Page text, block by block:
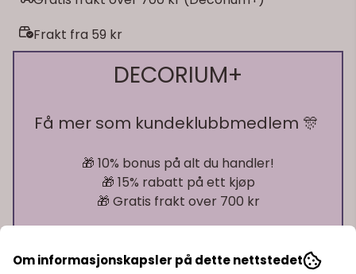
Frakt fra 59 kr
DECORIUM+
Få mer som kundeklubbmedlem 🎊
🎁 10% bonus på alt du handler!
🎁 15% rabatt på ett kjøp
🎁 Gratis frakt over 700 kr
Pst! Husk å logge inn!
Om informasjonskapsler på dette nettstedet